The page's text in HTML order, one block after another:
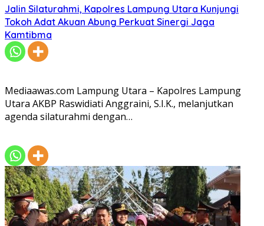
Jalin Silaturahmi, Kapolres Lampung Utara Kunjungi
Tokoh Adat Akuan Abung Perkuat Sinergi Jaga
Kamtibma
Mediaawas.com Lampung Utara – Kapolres Lampung
Utara AKBP Raswidiati Anggraini, S.I.K., melanjutkan
agenda silaturahmi dengan…